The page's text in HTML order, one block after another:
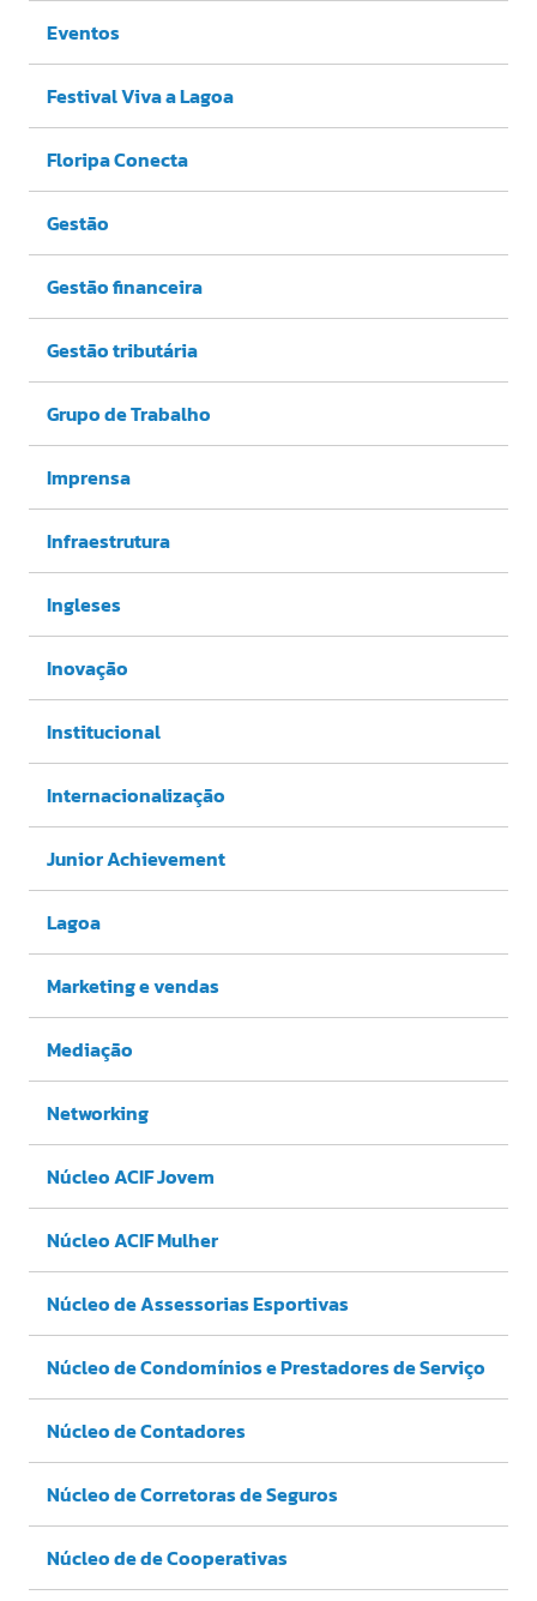
Eventos
Festival Viva a Lagoa
Floripa Conecta
Gestão
Gestão financeira
Gestão tributária
Grupo de Trabalho
Imprensa
Infraestrutura
Ingleses
Inovação
Institucional
Internacionalização
Junior Achievement
Lagoa
Marketing e vendas
Mediação
Networking
Núcleo ACIF Jovem
Núcleo ACIF Mulher
Núcleo de Assessorias Esportivas
Núcleo de Condomínios e Prestadores de Serviço
Núcleo de Contadores
Núcleo de Corretoras de Seguros
Núcleo de de Cooperativas